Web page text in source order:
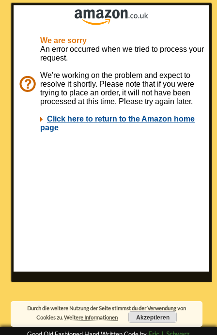
Durch die weitere Nutzung der Seite stimmst du der Verwendung von
Cookies zu.Weitere Informationen Akzeptieren